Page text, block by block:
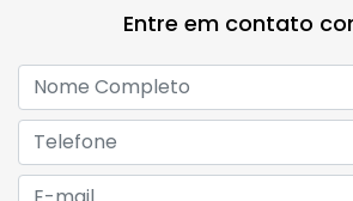
Preferência de contato:
Whatsapp
Telefone
Comentários